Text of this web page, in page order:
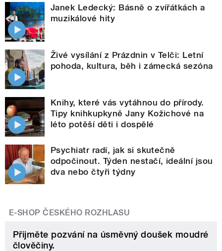
Janek Ledecký: Básně o zvířátkách a
muzikálové hity
Živé vysílání z Prázdnin v Telči: Letní
pohoda, kultura, běh i zámecká sezóna
Knihy, které vás vytáhnou do přírody.
Tipy knihkupkyně Jany Kožichové na
léto potěší děti i dospělé
Psychiatr radí, jak si skutečně
odpočinout. Týden nestačí, ideální jsou
dva nebo čtyři týdny
E-SHOP ČESKÉHO ROZHLASU
Přijměte pozvání na úsměvný doušek moudré
člověčiny.